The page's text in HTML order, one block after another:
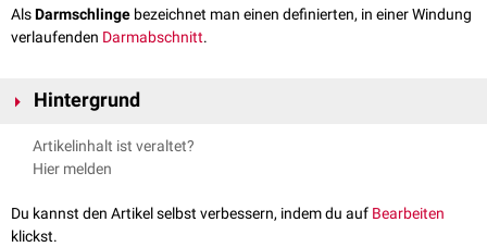
AlsDarmschlinge bezeichnet man einen definierten, in einer Windung
verlaufenden Darmabschnitt.
Hintergrund
Die Darmschlingen sind durch die Faltung des
und entstehen durch das Längenwachstum und die Drehung des
Verlaufsstrecke des Darms über mehrere Meter im
Bauchraum
untergebracht werden.
Artikelinhalt ist veraltet?
Hier melden
Du kannst den Artikel selbst verbessern, indem du auf Bearbeiten
klickst.